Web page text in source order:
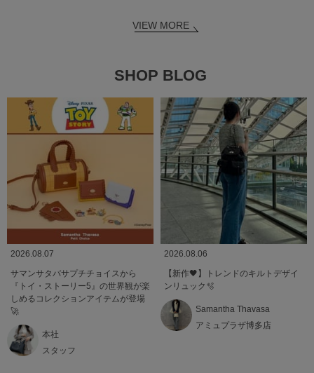
VIEW MORE
SHOP BLOG
2026.08.07
サマンサタバサプチチョイスから
『トイ・ストーリー5』の世界観が楽
しめるコレクションアイテムが登場
🚀
本社
スタッフ
2026.08.06
【新作🖤】トレンドのキルトデザイ
ンリュック🫧
Samantha Thavasa
アミュプラザ博多店